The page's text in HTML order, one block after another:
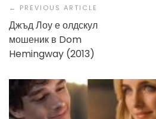
Navigation
Джъд Лоу е олдскул
мошеник в Dom
Hemingway (2013)